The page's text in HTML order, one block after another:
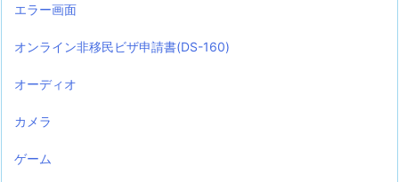
エラー画面
オンライン非移民ビザ申請書(DS-160)
オーディオ
カメラ
ゲーム